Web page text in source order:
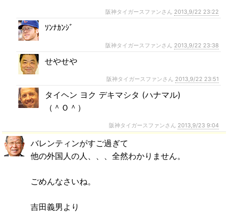
阪神タイガースファンさん 2013,9/22 23:22
ｿﾝﾅｶﾝｼﾞ
阪神タイガースファンさん 2013,9/22 23:38
せやせや
阪神タイガースファンさん 2013,9/22 23:51
タイヘン ヨク デキマシタ (ハナマル)
（＾Ｏ＾）
阪神タイガースファンさん 2013,9/23 9:04
バレンティンがすご過ぎて
他の外国人の人、、、全然わかりません。
ごめんなさいね。
吉田義男より